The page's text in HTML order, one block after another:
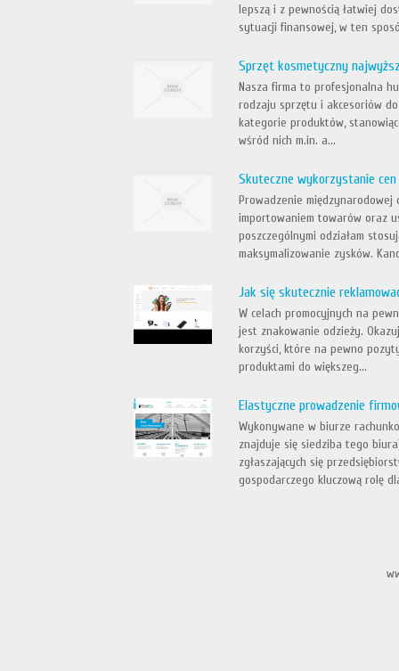
lepszą i z pewnością łatwiej
sytuacji finansowej, w ten
Sprzęt kosmetyczny
Nasza firma to profesjonalna
rodzaju sprzętu i akcesoriów
kategorie produktów,
wśród nich m.in. a...
Skuteczne wykorzystanie
Prowadzenie międzynarodowej
importowaniem towarów oraz
poszczególnymi odziałam
maksymalizowanie zysków.
Jak się skutecznie
W celach promocyjnych na
jest znakowanie odzieży.
korzyści, które na pewno
produktami do większeg...
Elastyczne prowadzenie
Wykonywane w biurze
znajduje się siedziba tego
zgłaszających się
gospodarczego kluczową rolę